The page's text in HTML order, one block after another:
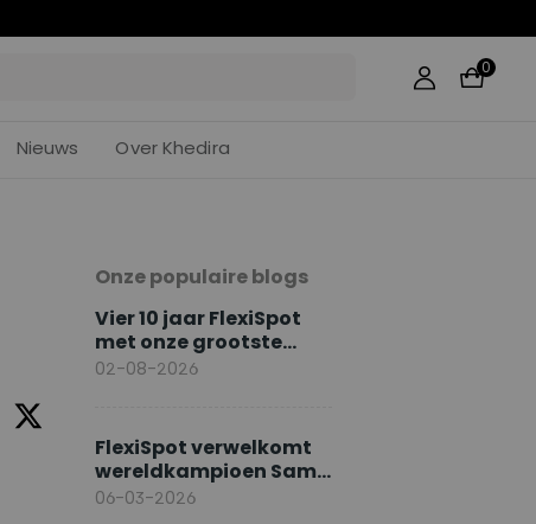
0
Nieuws Over Khedira
Onze populaire blogs
Vier 10 jaar FlexiSpot
met onze grootste
jubileumacties
02-08-2026
FlexiSpot verwelkomt
wereldkampioen Sami
Khedira als Europese
06-03-2026